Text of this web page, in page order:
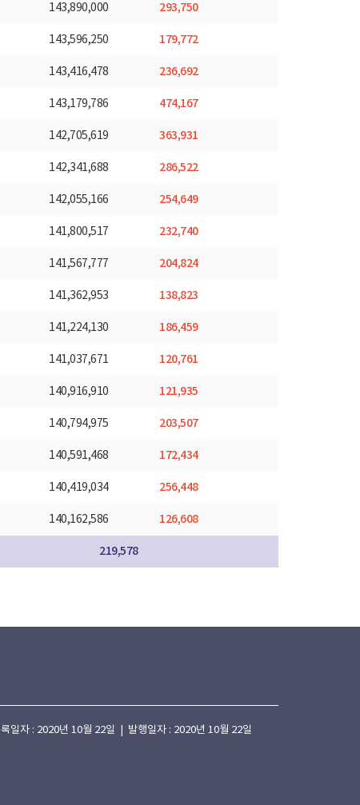
143,890,000 293,750
143,596,250 179,772
143,416,478 236,692
143,179,786 474,167
142,705,619 363,931
142,341,688 286,522
142,055,166 254,649
141,800,517 232,740
141,567,777 204,824
141,362,953 138,823
141,224,130 186,459
141,037,671 120,761
140,916,910 121,935
140,794,975 203,507
140,591,468 172,434
140,419,034 256,448
140,162,586 126,608
219,578
자 : 2020년 10월 22일 | 발행일자 : 2020년 10월 22일